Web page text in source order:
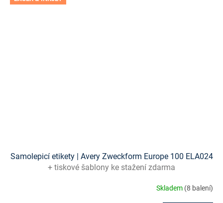
Samolepicí etikety | Avery Zweckform Europe 100 ELA024
+ tiskové šablony ke stažení zdarma
Skladem (8 balení)